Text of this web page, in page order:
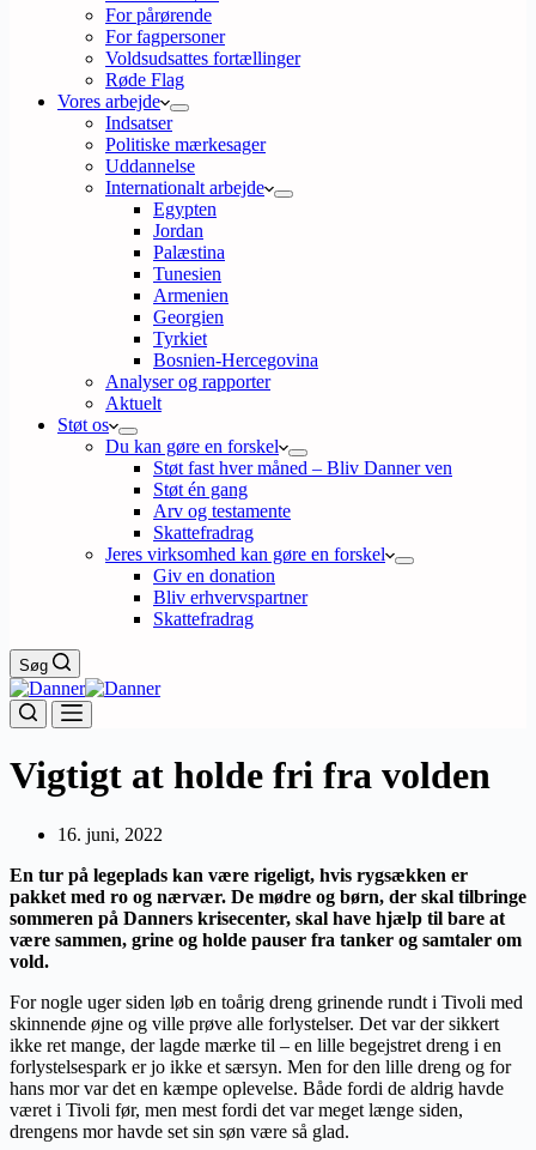
For pårørende
For fagpersoner
Voldsudsattes fortællinger
Røde Flag
Vores arbejde
Indsatser
Politiske mærkesager
Uddannelse
Internationalt arbejde
Egypten
Jordan
Palæstina
Tunesien
Armenien
Georgien
Tyrkiet
Bosnien-Hercegovina
Analyser og rapporter
Aktuelt
Støt os
Du kan gøre en forskel
Støt fast hver måned – Bliv Danner ven
Støt én gang
Arv og testamente
Skattefradrag
Jeres virksomhed kan gøre en forskel
Giv en donation
Bliv erhvervspartner
Skattefradrag
Søg
Vigtigt at holde fri fra volden
16. juni, 2022
En tur på legeplads kan være rigeligt, hvis rygsækken er
pakket med ro og nærvær. De mødre og børn, der skal tilbringe
sommeren på Danners krisecenter, skal have hjælp til bare at
være sammen, grine og holde pauser fra tanker og samtaler om
vold.
For nogle uger siden løb en toårig dreng grinende rundt i Tivoli med
skinnende øjne og ville prøve alle forlystelser. Det var der sikkert
ikke ret mange, der lagde mærke til – en lille begejstret dreng i en
forlystelsespark er jo ikke et særsyn. Men for den lille dreng og for
hans mor var det en kæmpe oplevelse. Både fordi de aldrig havde
været i Tivoli før, men mest fordi det var meget længe siden,
drengens mor havde set sin søn være så glad.